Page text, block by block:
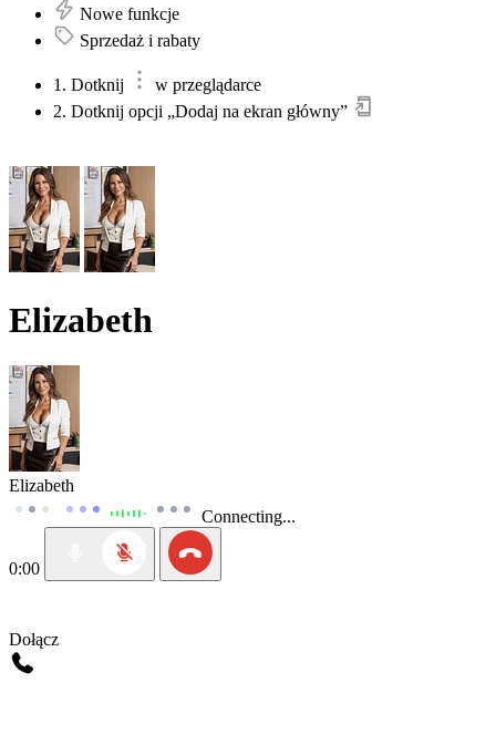
Nowe funkcje
Sprzedaż i rabaty
1. Dotknij
w przeglądarce
2. Dotknij opcji „Dodaj na ekran główny”
Elizabeth
Elizabeth
Connecting...
0:00
Dołącz